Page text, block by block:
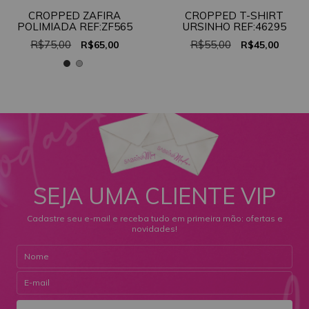
CROPPED ZAFIRA
POLIMIADA REF:ZF565
R$75,00
R$65,00
CROPPED T-SHIRT
URSINHO REF:46295
R$55,00
R$45,00
SEJA UMA CLIENTE VIP
Cadastre seu e-mail e receba tudo em primeira mão: ofertas e
novidades!